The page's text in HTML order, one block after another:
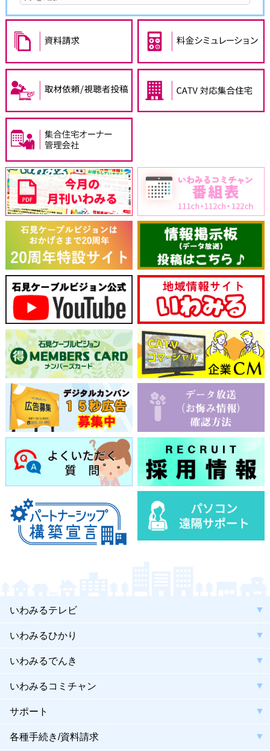
いわみるテレビ
いわみるひかり
いわみるでんき
いわみるコミチャン
サポート
各種手続き/資料請求